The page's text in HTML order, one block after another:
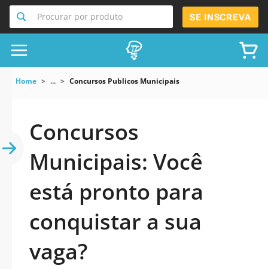
Procurar por produto SE INSCREVA
Home ... Concursos Publicos Municipais
Concursos
Municipais: Você
está pronto para
conquistar a sua
vaga?